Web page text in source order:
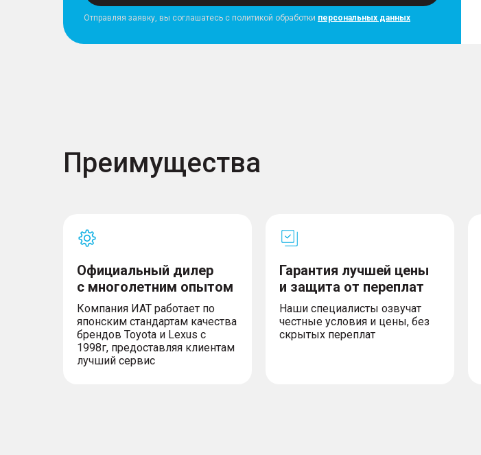
Отправляя заявку, вы соглашатесь с политикой обработки персональных данных
Преимущества
Официальный дилер
с многолетним опытом
Компания ИАТ работает по
японским стандартам качества
брендов Toyota и Lexus с
1998г, предоставляя клиентам
лучший сервис
Гарантия лучшей цены
и защита от переплат
Наши специалисты озвучат
честные условия и цены, без
скрытых переплат